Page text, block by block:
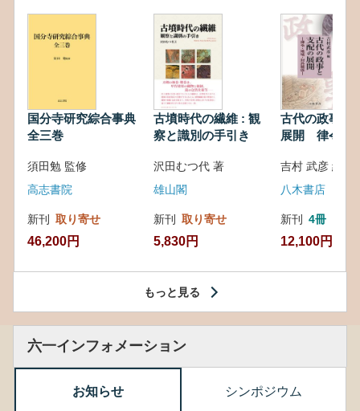
国分寺研究綜合事典
全三巻
須田勉 監修
高志書院
新刊 取り寄せ
46,200円
古墳時代の繊維 : 観
察と識別の手引き
沢田むつ代 著
雄山閣
新刊 取り寄せ
5,830円
古代の政事と
展開 律令・
吉村 武彦 編集
八木書店
新刊 4冊
12,100円
もっと見る
六一インフォメーション
お知らせ シンポジウム